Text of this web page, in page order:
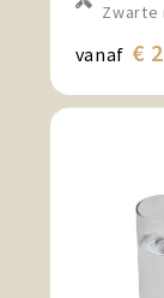
Zwarte
vanaf €